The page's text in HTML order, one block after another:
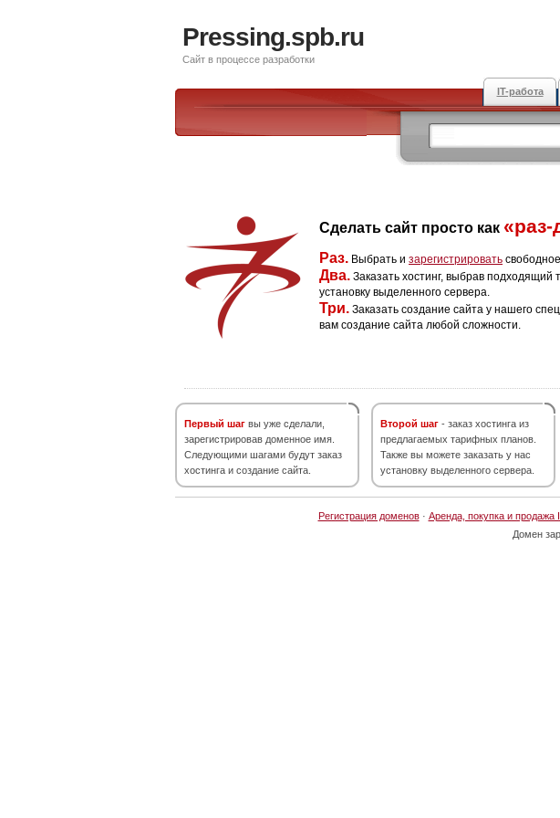
Pressing.spb.ru
Сайт в процессе разработки
IT-работа
Сделать сайт просто как «раз-
Раз. Выбрать и зарегистрировать
Два. Заказать хостинг, выбрав
установку выделенного сервера.
Три. Заказать создание сайта у нашего
вам создание сайта любой сложности.
Первый шаг вы уже сделали,
зарегистрировав доменное имя.
Следующими шагами будут заказ
хостинга и создание сайта.
Второй шаг - заказ хостинга из
предлагаемых тарифных планов.
Также вы можете заказать у нас
установку выделенного сервера.
Регистрация доменов· Аренда, покупка и продажа
Домен